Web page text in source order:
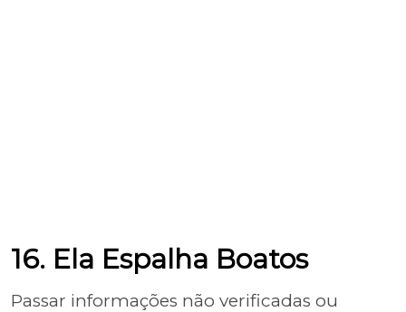
16. Ela Espalha Boatos
Passar informações não verificadas ou